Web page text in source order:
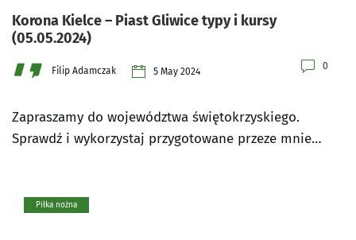
Korona Kielce – Piast Gliwice typy i kursy
(05.05.2024)
Filip Adamczak 5 May 2024 0
Zapraszamy do województwa świętokrzyskiego.
Sprawdź i wykorzystaj przygotowane przeze mnie…
Piłka nożna